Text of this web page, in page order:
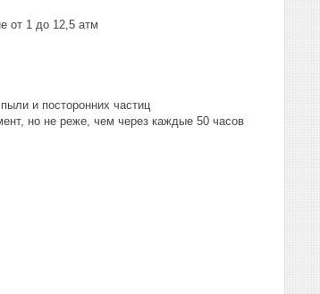
от 1 до 12,5 атм
и посторонних частиц
но не реже, чем через каждые 50 часов